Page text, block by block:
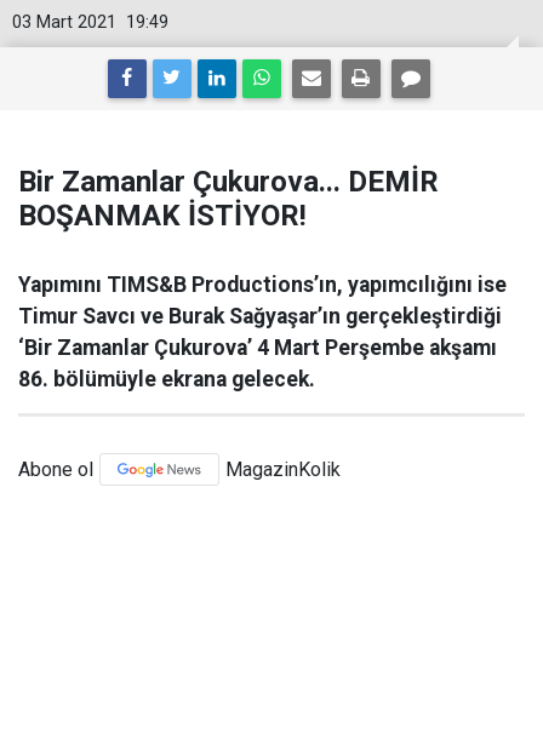
19:49
03 Mart 2021
Bir Zamanlar Çukurova... DEMİR
BOŞANMAK İSTİYOR!
Yapımını TIMS&B Productions’ın, yapımcılığını ise
Timur Savcı ve Burak Sağyaşar’ın gerçekleştirdiği
‘Bir Zamanlar Çukurova’ 4 Mart Perşembe akşamı
86. bölümüyle ekrana gelecek.
Abone ol MagazinKolik